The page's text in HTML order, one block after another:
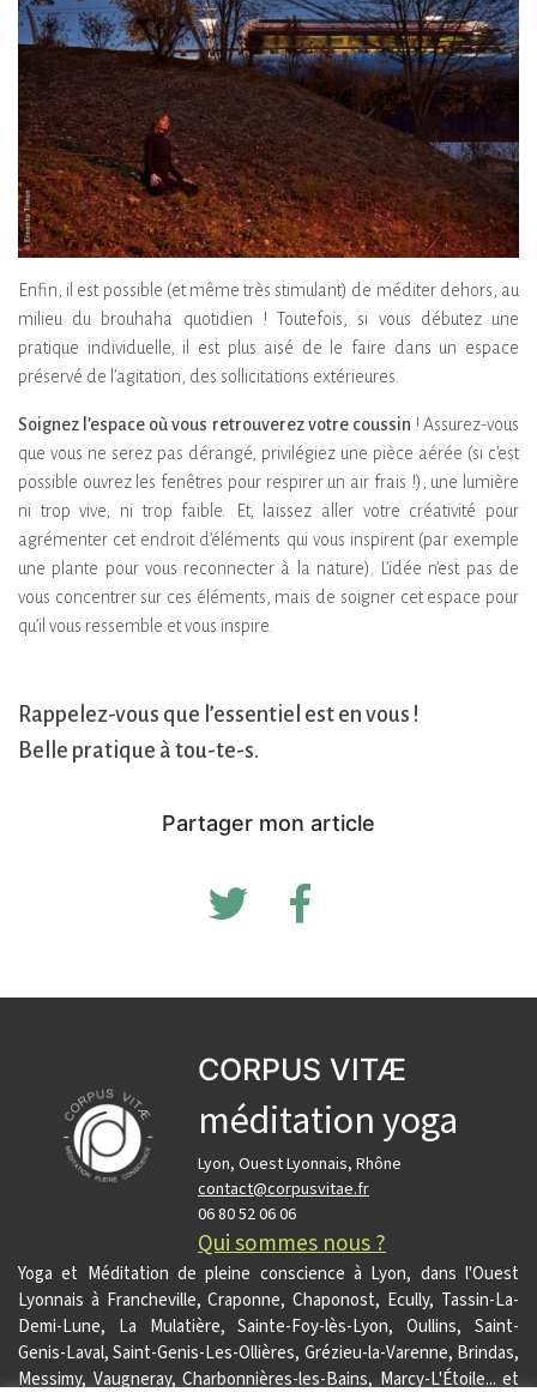
Enfin, il est possible (et même très stimulant) de méditer dehors, au
milieu du brouhaha quotidien ! Toutefois, si vous débutez une
pratique individuelle, il est plus aisé de le faire dans un espace
préservé de l’agitation, des sollicitations extérieures.
Soignez l’espace où vous retrouverez votre coussin ! Assurez-vous
que vous ne serez pas dérangé, privilégiez une pièce aérée (si c’est
possible ouvrez les fenêtres pour respirer un air frais !), une lumière
ni trop vive, ni trop faible. Et, laissez aller votre créativité pour
agrémenter cet endroit d’éléments qui vous inspirent (par exemple
une plante pour vous reconnecter à la nature). L’idée n’est pas de
vous concentrer sur ces éléments, mais de soigner cet espace pour
qu’il vous ressemble et vous inspire.
Rappelez-vous que l’essentiel est en vous !
Belle pratique à tou-te-s.
Partager mon article
CORPUS VITÆ
méditation yoga
Lyon, Ouest Lyonnais, Rhône
contact@corpusvitae.fr
06 80 52 06 06
Qui sommes nous ?
Yoga et Méditation de pleine conscience à Lyon, dans l'Ouest
Lyonnais à Francheville, Craponne, Chaponost, Ecully, Tassin-La-
Demi-Lune, La Mulatière, Sainte-Foy-lès-Lyon, Oullins, Saint-
Genis-Laval, Saint-Genis-Les-Ollières, Grézieu-la-Varenne, Brindas,
Messimy, Vaugneray, Charbonnières-les-Bains, Marcy-L'Étoile... et